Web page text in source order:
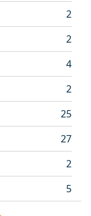
2
2
4
2
25
27
2
5